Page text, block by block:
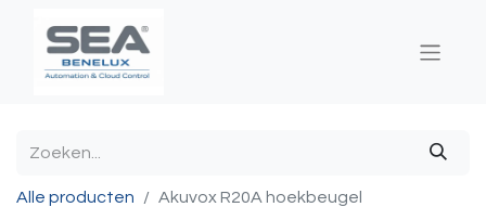
Alle producten Akuvox R20A hoekbeugel